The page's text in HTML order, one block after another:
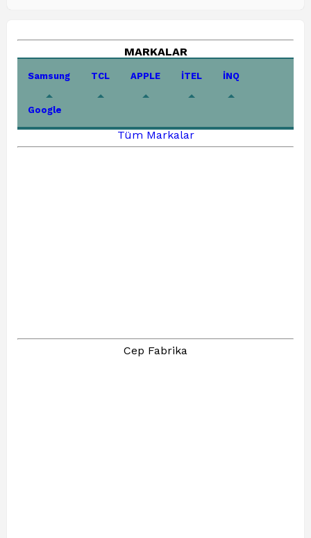
MARKALAR
Samsung TCL APPLE İTEL İNQ
Google
Tüm Markalar
Cep Fabrika